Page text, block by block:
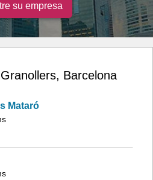
su empresa
Barcelona
Mataró